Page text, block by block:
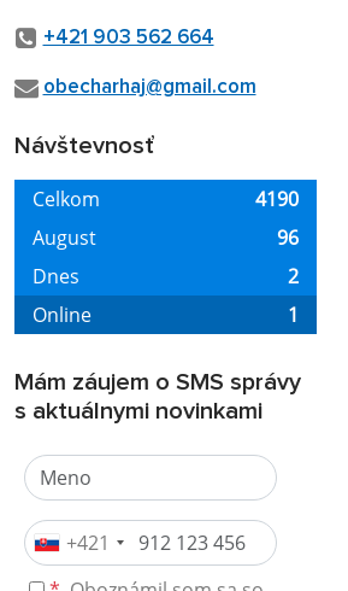
+421 903 562 664
obecharhaj@gmail.com
Návštevnosť
Mám záujem o SMS správy
s aktuálnymi novinkami
+421